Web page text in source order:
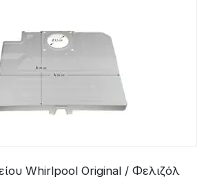
Whirlpool Original / Φελιζόλ